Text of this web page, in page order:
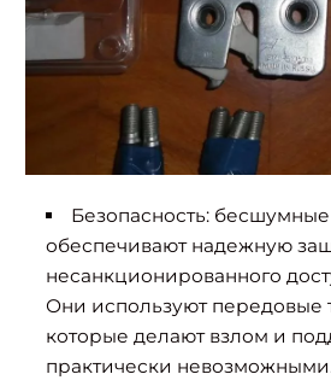
Безопасность:
обеспечивают надежную
несанкционированного
Они используют передовые
которые делают взлом и
практически